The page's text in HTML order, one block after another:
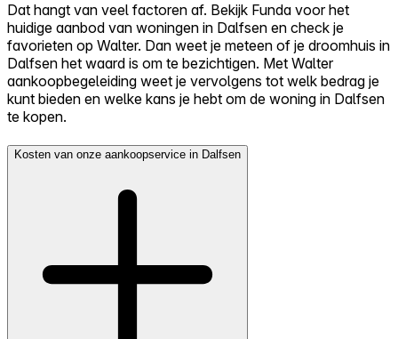
Dat hangt van veel factoren af. Bekijk Funda voor het
huidige aanbod van woningen in Dalfsen en check je
favorieten op Walter. Dan weet je meteen of je droomhuis in
Dalfsen het waard is om te bezichtigen. Met Walter
aankoopbegeleiding weet je vervolgens tot welk bedrag je
kunt bieden en welke kans je hebt om de woning in Dalfsen
te kopen.
Kosten van onze aankoopservice in Dalfsen